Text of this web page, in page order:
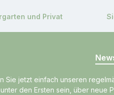
und Privat
Sie jetzt einfach unseren
den Ersten sein, über neue